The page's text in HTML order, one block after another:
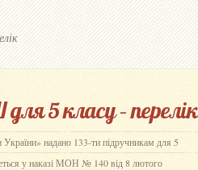
5 класу – перелік
надано 133-ти підручникам для 5
у наказі МОН № 140 від 8 лютого